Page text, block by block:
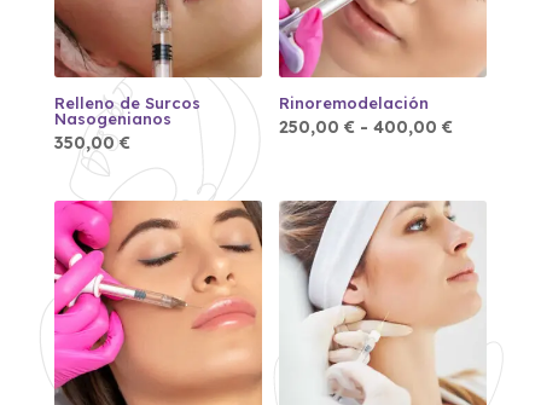
Relleno de Surcos
Nasogenianos
350,00€
Rinoremodelación
250,00€ - 400,00€Rango
hasta
400,00 €